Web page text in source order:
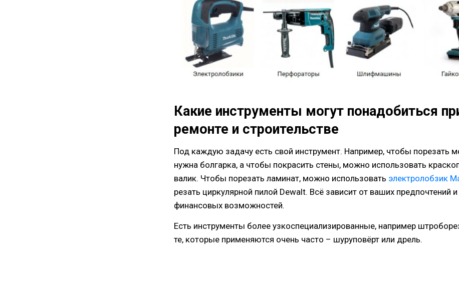
Какие инструменты могут понадобиться
ремонте и строительстве
Под каждую задачу есть свой инструмент. Например, чтобы порезать
нужна болгарка, а чтобы покрасить стены, можно использовать
валик. Чтобы порезать ламинат, можно использовать электролобзик
резать циркулярной пилой Dewalt. Всё зависит от ваших предпочтений и
финансовых возможностей.
Есть инструменты более узкоспециализированные, например
те, которые применяются очень часто – шуруповёрт или дрель.